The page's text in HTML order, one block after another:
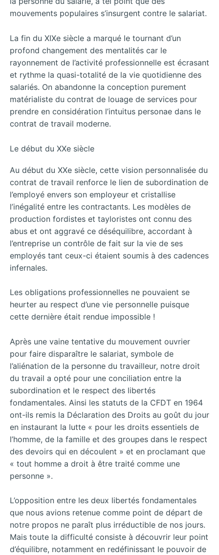
mouvements populaires s’insurgent contre le salariat.
La fin du XIXe siècle a marqué le tournant d’un
profond changement des mentalités car le
rayonnement de l’activité professionnelle est écrasant
et rythme la quasi-totalité de la vie quotidienne des
salariés. On abandonne la conception purement
matérialiste du contrat de louage de services pour
prendre en considération l’intuitus personae dans le
contrat de travail moderne.
Le début du XXe siècle
Au début du XXe siècle, cette vision personnalisée du
contrat de travail renforce le lien de subordination de
l’employé envers son employeur et cristallise
l’inégalité entre les contractants. Les modèles de
production fordistes et tayloristes ont connu des
abus et ont aggravé ce déséquilibre, accordant à
l’entreprise un contrôle de fait sur la vie de ses
employés tant ceux-ci étaient soumis à des cadences
infernales.
Les obligations professionnelles ne pouvaient se
heurter au respect d’une vie personnelle puisque
cette dernière était rendue impossible !
Après une vaine tentative du mouvement ouvrier
pour faire disparaître le salariat, symbole de
l’aliénation de la personne du travailleur, notre droit
du travail a opté pour une conciliation entre la
subordination et le respect des libertés
fondamentales. Ainsi les statuts de la CFDT en 1964
ont-ils remis la Déclaration des Droits au goût du jour
en instaurant la lutte « pour les droits essentiels de
l’homme, de la famille et des groupes dans le respect
des devoirs qui en découlent » et en proclamant que
« tout homme a droit à être traité comme une
personne ».
L’opposition entre les deux libertés fondamentales
que nous avions retenue comme point de départ de
notre propos ne paraît plus irréductible de nos jours.
Mais toute la difficulté consiste à découvrir leur point
d’équilibre, notamment en redéfinissant le pouvoir de